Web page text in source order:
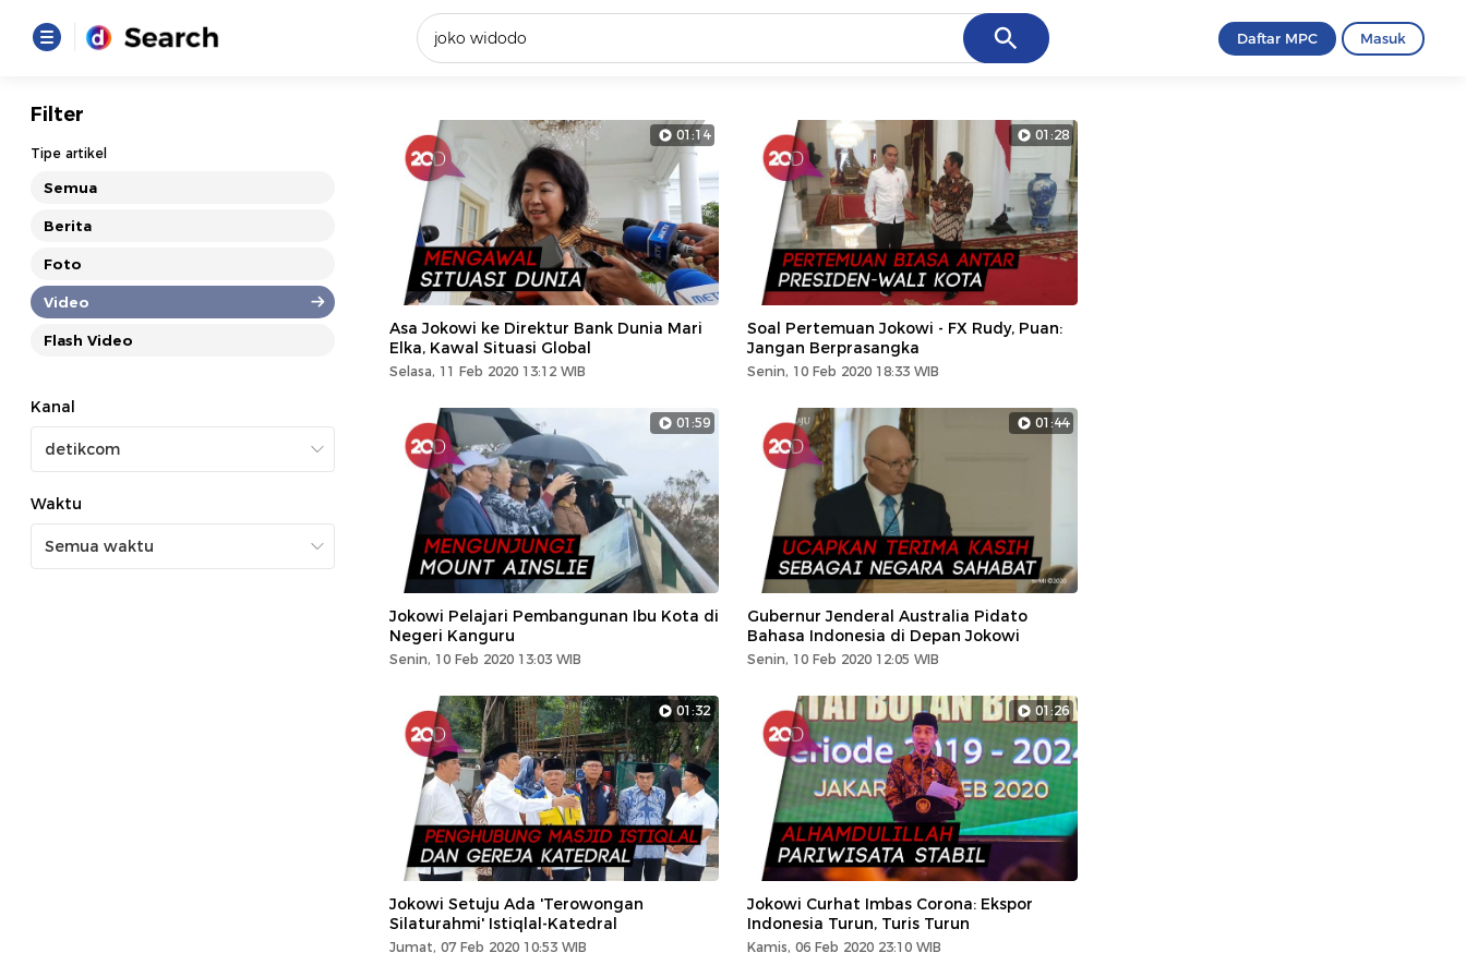
Cancel
Loading...
Promoted
Terakhir yang dicari
Loading...
Daftar MPC Masuk
Filter
Tipe artikel
Semua
Berita
Foto
Video
Flash Video
Kanal
Waktu
01:14
Asa Jokowi ke Direktur Bank Dunia Mari
Elka, Kawal Situasi Global
Selasa, 11 Feb 2020 13:12 WIB
01:28
Soal Pertemuan Jokowi - FX Rudy, Puan:
Jangan Berprasangka
Senin, 10 Feb 2020 18:33 WIB
01:59
Jokowi Pelajari Pembangunan Ibu Kota di
Negeri Kanguru
Senin, 10 Feb 2020 13:03 WIB
01:44
Gubernur Jenderal Australia Pidato
Bahasa Indonesia di Depan Jokowi
Senin, 10 Feb 2020 12:05 WIB
01:32
Jokowi Setuju Ada 'Terowongan
Silaturahmi' Istiqlal-Katedral
Jumat, 07 Feb 2020 10:53 WIB
01:26
Jokowi Curhat Imbas Corona: Ekspor
Indonesia Turun, Turis Turun
Kamis, 06 Feb 2020 23:10 WIB